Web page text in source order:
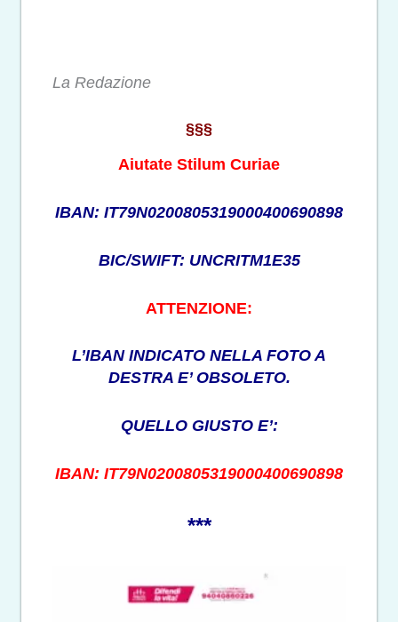
La Redazione
§§§
Aiutate Stilum Curiae
IBAN: IT79N0200805319000400690898
BIC/SWIFT: UNCRITM1E35
ATTENZIONE:
L’IBAN INDICATO NELLA FOTO A
DESTRA E’ OBSOLETO.
QUELLO GIUSTO E’:
IBAN: IT79N0200805319000400690898
***